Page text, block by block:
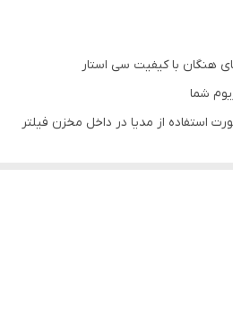
شما
استفاده از مدیا در داخل مخزن فیلتر